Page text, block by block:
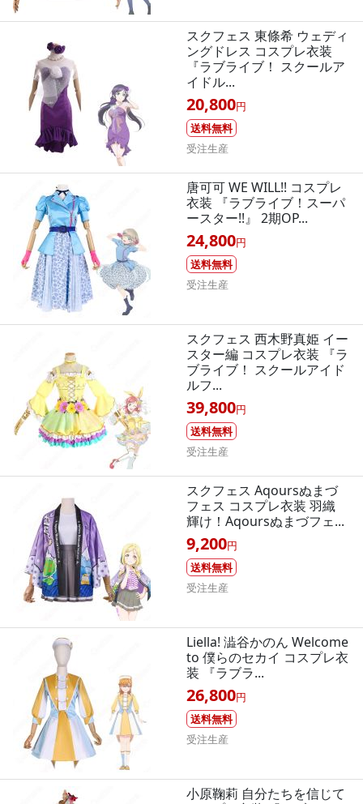
スクフェス 東條希 ウェディ
ングドレス コスプレ衣装
『ラブライブ！ スクールア
イドル...
20,800円
送料無料
受注生産
唐可可 WE WILL!! コスプレ
衣装 『ラブライブ！スーパ
ースター!!』 2期OP...
24,800円
送料無料
受注生産
スクフェス 西木野真姫 イー
スター編 コスプレ衣装 『ラ
ブライブ！ スクールアイド
ルフ...
39,800円
送料無料
受注生産
スクフェス Aqoursぬまづ
フェス コスプレ衣装 羽織
輝け！Aqoursぬまづフェ...
9,200円
送料無料
受注生産
Liella! 澁谷かのん Welcome
to 僕らのセカイ コスプレ衣
装 『ラブラ...
26,800円
送料無料
受注生産
小原鞠莉 自分たちを信じて